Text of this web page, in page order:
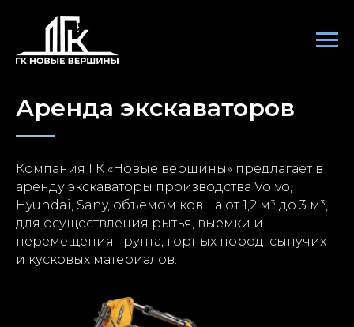
Аренда экскаваторов
Компания ГК «Новые вершины» предлагает в
аренду экскаваторы производства Volvo,
Hyundai, Sany, объемом ковша от 1,2 м³ до 3 м³,
для осуществления рытья, выемки и
перемещения грунта, горных пород, сыпучих
и кусковых материалов.